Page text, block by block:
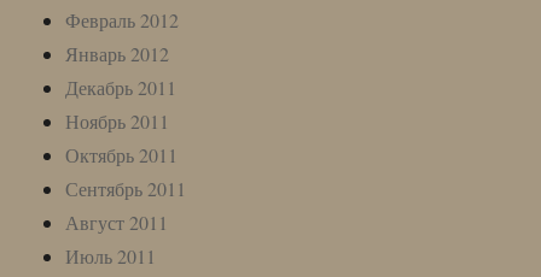
Февраль 2012
Январь 2012
Декабрь 2011
Ноябрь 2011
Октябрь 2011
Сентябрь 2011
Август 2011
Июль 2011